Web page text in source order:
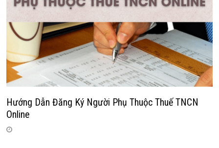
Hướng Dẫn Đăng Ký Người Phụ Thuộc Thuế TNCN
Online